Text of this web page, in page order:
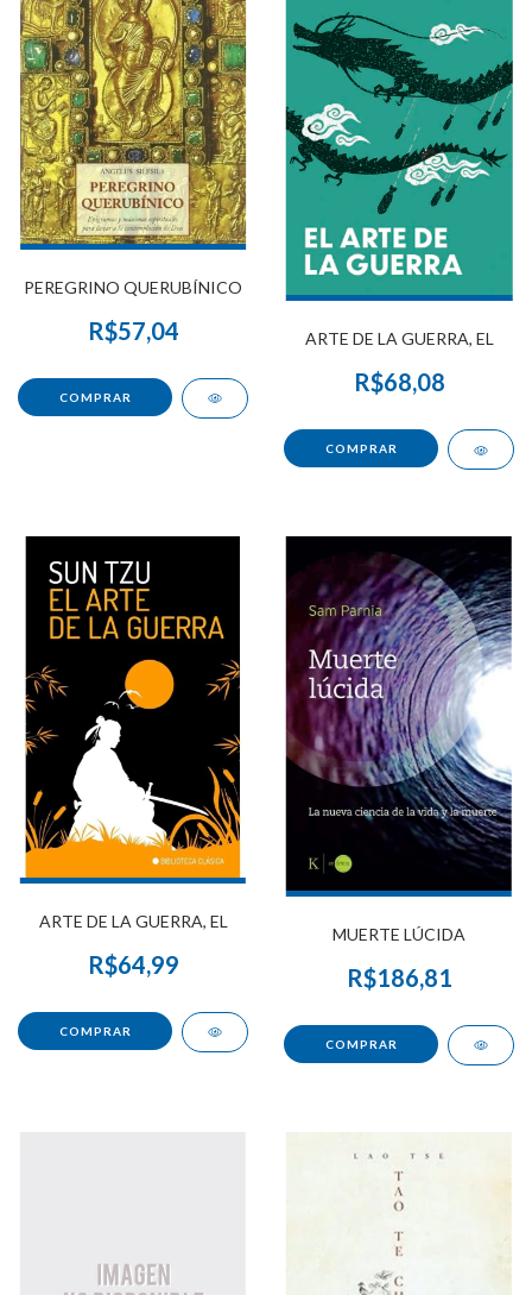
PEREGRINO QUERUBÍNICO
R$57,04 ARTE DE LA GUERRA, EL
R$68,08
ARTE DE LA GUERRA, EL
R$64,99
MUERTE LÚCIDA
R$186,81